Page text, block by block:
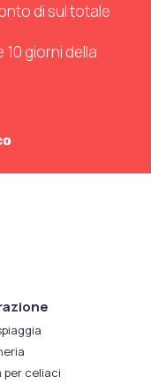
di sul totale
giorni della
per celiaci